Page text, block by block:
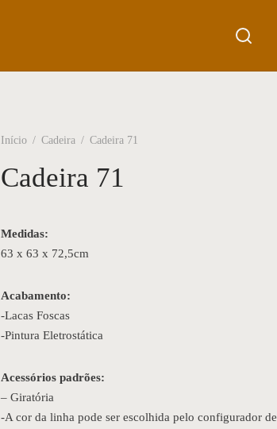
Início / Cadeira / Cadeira 71
Cadeira 71
Medidas:
63 x 63 x 72,5cm
Acabamento:
-Lacas Foscas
-Pintura Eletrostática
Acessórios padrões:
– Giratória
-A cor da linha pode ser escolhida pelo configurador de